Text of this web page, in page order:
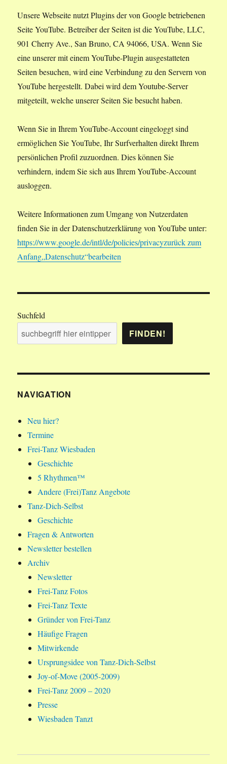
Unsere Webseite nutzt Plugins der von Google betriebenen
Seite YouTube. Betreiber der Seiten ist die YouTube, LLC,
901 Cherry Ave., San Bruno, CA 94066, USA. Wenn Sie
eine unserer mit einem YouTube-Plugin ausgestatteten
Seiten besuchen, wird eine Verbindung zu den Servern von
YouTube hergestellt. Dabei wird dem Youtube-Server
mitgeteilt, welche unserer Seiten Sie besucht haben.
Wenn Sie in Ihrem YouTube-Account eingeloggt sind
ermöglichen Sie YouTube, Ihr Surfverhalten direkt Ihrem
persönlichen Profil zuzuordnen. Dies können Sie
verhindern, indem Sie sich aus Ihrem YouTube-Account
ausloggen.
Weitere Informationen zum Umgang von Nutzerdaten
finden Sie in der Datenschutzerklärung von YouTube unter:
https://www.google.de/intl/de/policies/privacyzurück zum
Anfang„Datenschutz“bearbeiten
Suchfeld
FINDEN!
NAVIGATION
Neu hier?
Termine
Frei-Tanz Wiesbaden
Geschichte
5 Rhythmen™
Andere (Frei)Tanz Angebote
Tanz-Dich-Selbst
Geschichte
Fragen & Antworten
Newsletter bestellen
Archiv
Newsletter
Frei-Tanz Fotos
Frei-Tanz Texte
Gründer von Frei-Tanz
Häufige Fragen
Mitwirkende
Ursprungsidee von Tanz-Dich-Selbst
Joy-of-Move (2005-2009)
Frei-Tanz 2009 – 2020
Presse
Wiesbaden Tanzt